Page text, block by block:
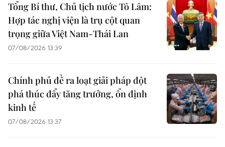
Tổng Bí thư, Chủ tịch nước Tô Lâm:
Hợp tác nghị viện là trụ cột quan
trọng giữa Việt Nam-Thái Lan
07/08/2026 13:39
Chính phủ đề ra loạt giải pháp đột
phá thúc đẩy tăng trưởng, ổn định
kinh tế
07/08/2026 13:37